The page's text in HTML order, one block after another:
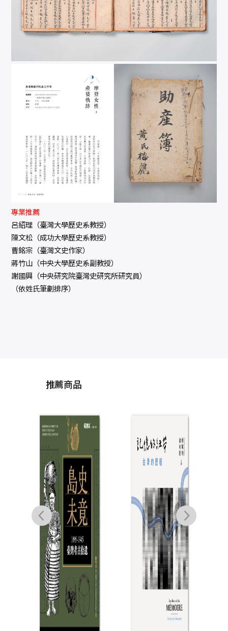
專業推薦
呂紹理（臺灣大學歷史系教授）
陳文松（成功大學歷史系教授）
曹銘宗（臺灣文史作家）
蔣竹山（中央大學歷史系副教授）
謝國興（中央研究院臺灣史研究所研究員）
（依姓氏筆劃排序）
推薦商品